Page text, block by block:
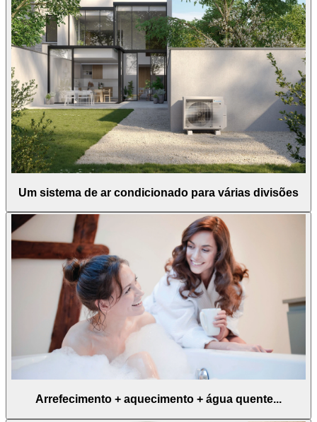
Um sistema de ar condicionado para várias divisões
Arrefecimento + aquecimento + água quente...